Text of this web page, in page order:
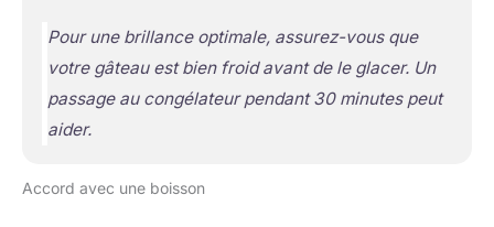
Pour une brillance optimale, assurez-vous que
votre gâteau est bien froid avant de le glacer. Un
passage au congélateur pendant 30 minutes peut
aider.
Accord avec une boisson